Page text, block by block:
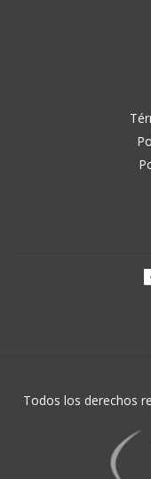
Todos los derechos